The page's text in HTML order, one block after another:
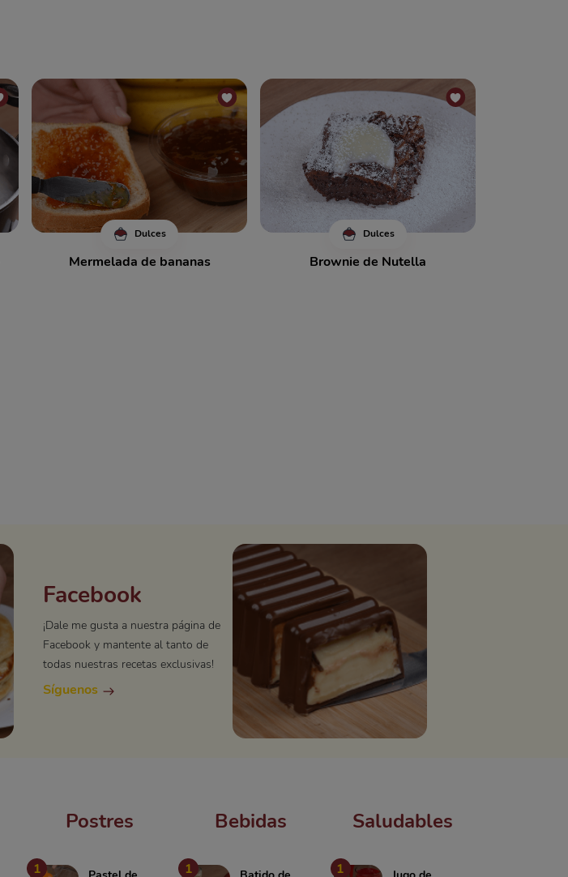
Dulces
Mermelada de bananas
Dulces
Brownie de Nutella
Facebook
¡Dale me gusta a nuestra página de
Facebook y mantente al tanto de
todas nuestras recetas exclusivas!
Síguenos
Postres
1
Bebidas
1
Saludables
1